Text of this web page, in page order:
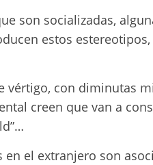
son socializadas,
estos
vértigo, con diminutas
creen que van a
el extranjero son